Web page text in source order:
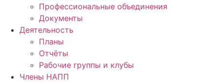
Профессиональные объединения
Документы
Деятельность
Планы
Отчёты
Рабочие группы и клубы
Члены НАПП